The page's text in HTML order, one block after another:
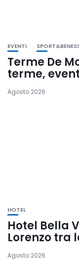
EVENTI
Terme De
terme,
Agosto 2026
HOTEL
Hotel Bella
Lorenzo tra
Agosto 2026